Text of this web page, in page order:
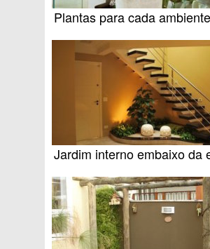
Plantas para cada
Jardim interno embaixo da